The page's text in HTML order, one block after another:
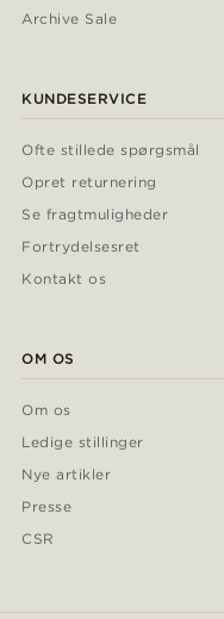
Archive Sale
KUNDESERVICE
Ofte stillede spørgsmål
Opret returnering
Se fragtmuligheder
Fortrydelsesret
Kontakt os
OM OS
Om os
Ledige stillinger
Nye artikler
Presse
CSR